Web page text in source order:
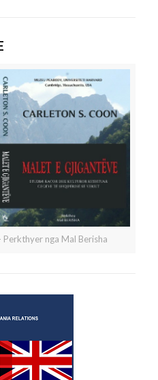
Perkthyer nga Mal Berisha